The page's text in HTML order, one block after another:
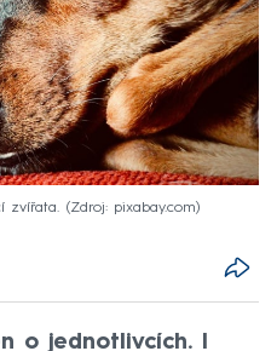
zvířata. Zdroj: pixabay.com
o jednotlivcích. I